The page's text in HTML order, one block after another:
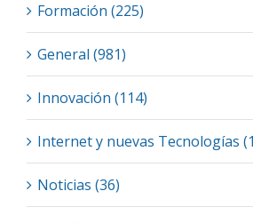
Formación (225)
General (981)
Innovación (114)
Internet y nuevas Tecnologías
Noticias (36)